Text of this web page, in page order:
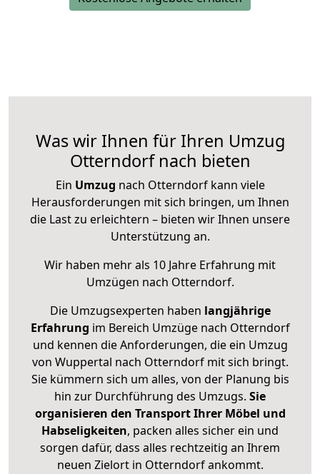
Was wir Ihnen für Ihren Umzug
Otterndorf nach bieten
Ein Umzug nach Otterndorf kann viele
Herausforderungen mit sich bringen, um Ihnen
die Last zu erleichtern – bieten wir Ihnen unsere
Unterstützung an.
Wir haben mehr als 10 Jahre Erfahrung mit
Umzügen nach Otterndorf.
Die Umzugsexperten haben langjährige
Erfahrung im Bereich Umzüge nach Otterndorf
und kennen die Anforderungen, die ein Umzug
von Wuppertal nach Otterndorf mit sich bringt.
Sie kümmern sich um alles, von der Planung bis
hin zur Durchführung des Umzugs. Sie
organisieren den Transport Ihrer Möbel und
Habseligkeiten, packen alles sicher ein und
sorgen dafür, dass alles rechtzeitig an Ihrem
neuen Zielort in Otterndorf ankommt.